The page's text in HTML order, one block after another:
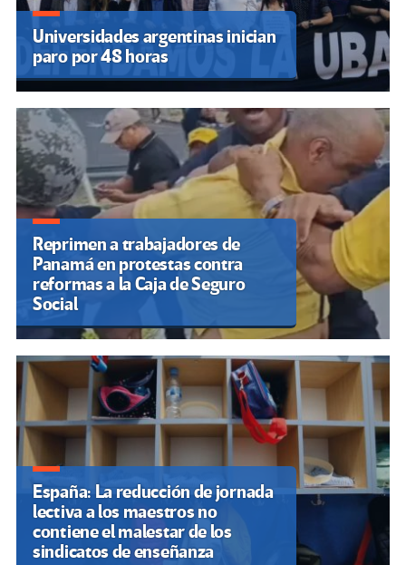
Universidades argentinas inician
paro por 48 horas
Reprimen a trabajadores de
Panamá en protestas contra
reformas a la Caja de Seguro
Social
España: La reducción de jornada
lectiva a los maestros no
contiene el malestar de los
sindicatos de enseñanza